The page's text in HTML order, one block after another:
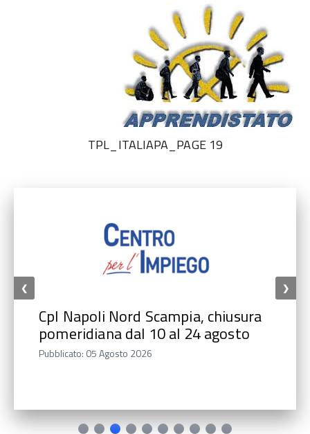
first_page
chevron_leftTPL_ITALIAPA_PAGE 19
CpI Napoli Nord Scampia, chiusura
pomeridiana dal 10 al 24 agosto
Pubblicato: 05 Agosto 2026
❮ ❯